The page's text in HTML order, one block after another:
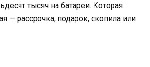
тысяч на батареи. Которая
— рассрочка, подарок, скопила или